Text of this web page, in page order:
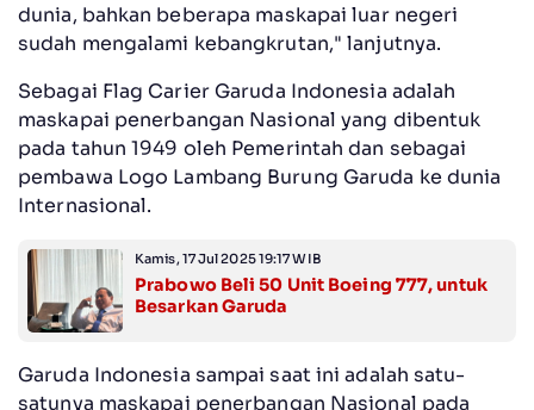
dunia, bahkan beberapa maskapai luar negeri
sudah mengalami kebangkrutan," lanjutnya.
Sebagai Flag Carier Garuda Indonesia adalah
maskapai penerbangan Nasional yang dibentuk
pada tahun 1949 oleh Pemerintah dan sebagai
pembawa Logo Lambang Burung Garuda ke dunia
Internasional.
Kamis, 17 Jul 2025 19:17 WIB
Prabowo Beli 50 Unit Boeing 777, untuk
Besarkan Garuda
Garuda Indonesia sampai saat ini adalah satu-
satunya maskapai penerbangan Nasional pada